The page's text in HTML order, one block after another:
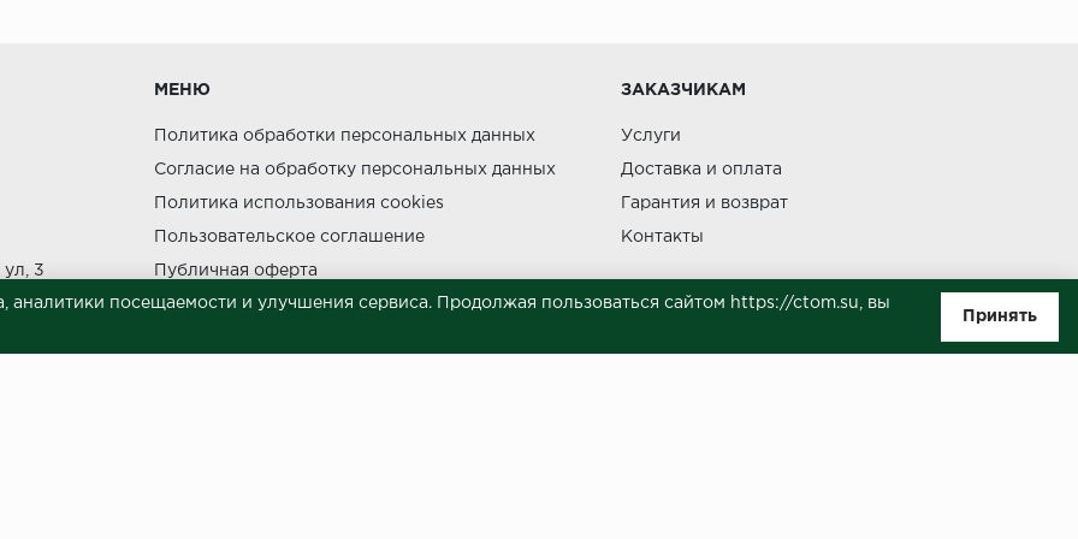
3
МЕНЮ
Политика обработки персональных данных
Согласие на обработку персональных данных
Политика использования cookies
Пользовательское соглашение
Публичная оферта
Сведения о продавце (реквизиты)
ЗАКАЗЧИКАМ
Услуги
Доставка и оплата
Гарантия и возврат
Контакты
посещаемости и улучшения сервиса. Продолжая пользоваться сайтом https://ctom.su, вы
Принять